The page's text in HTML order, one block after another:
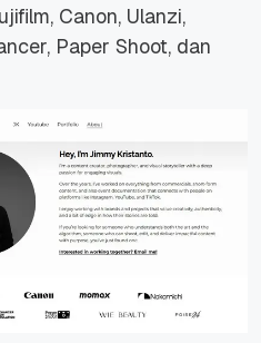
Canon, Ulanzi,
Paper Shoot, dan